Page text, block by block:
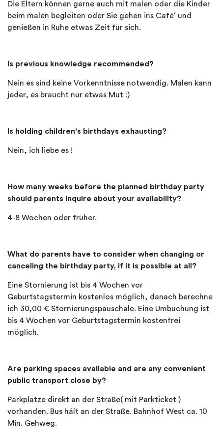
Die Eltern können gerne auch mit malen oder die Kinder
beim malen begleiten oder Sie gehen ins Café´ und
genießen in Ruhe etwas Zeit für sich.
Is previous knowledge recommended?
Nein es sind keine Vorkenntnisse notwendig. Malen kann
jeder, es braucht nur etwas Mut :)
Is holding children's birthdays exhausting?
Nein, ich liebe es !
How many weeks before the planned birthday party
should parents inquire about your availability?
4-8 Wochen oder früher.
What do parents have to consider when changing or
canceling the birthday party, if it is possible at all?
Eine Stornierung ist bis 4 Wochen vor
Geburtstagstermin kostenlos möglich, danach berechne
ich 30,00 € Stornierungspauschale. Eine Umbuchung ist
bis 4 Wochen vor Geburtstagstermin kostenfrei
möglich.
Are parking spaces available and are any convenient
public transport close by?
Parkplätze direkt an der Straße( mit Parkticket )
vorhanden. Bus hält an der Straße. Bahnhof West ca. 10
Min. Gehweg.